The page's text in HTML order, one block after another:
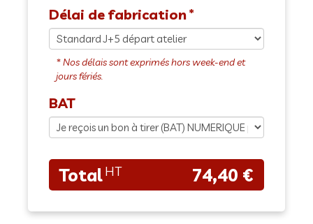
Délai de fabrication
BAT
74,40 €